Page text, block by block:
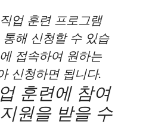
업 훈련 프로그램
해 신청할 수 있습
접속하여 원하는
신청하면 됩니다.
훈련에 참여
원을 받을 수